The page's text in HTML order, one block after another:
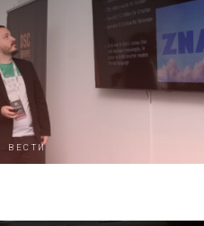
ВЕСТИ